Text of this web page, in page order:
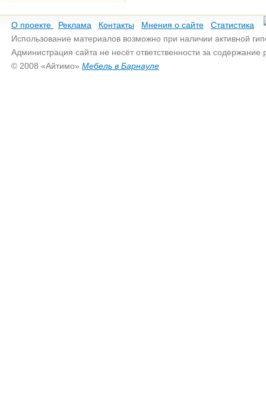
О проекте Реклама Контакты Мнения о сайте
Статистика
Использование материалов возможно при наличии активной
Администрация сайта не несёт ответственности за
© 2008 «Айтимо» Мебель в Барнауле